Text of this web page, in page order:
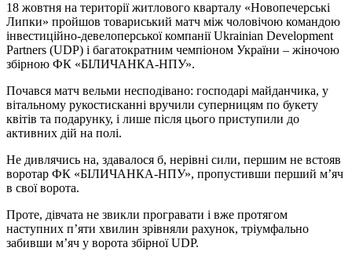
18 жовтня на території житлового кварталу «Новопечерські
Липки» пройшов товариський матч між чоловічою командою
інвестиційно-девелоперської компанії Ukrainian Development
Partners (UDP) і багатократним чемпіоном України – жіночою
збірною ФК «БІЛИЧАНКА-НПУ».
Почався матч вельми несподівано: господарі майданчика, у
вітальному рукостисканні вручили суперницям по букету
квітів та подарунку, і лише після цього приступили до
активних дій на полі.
Не дивлячись на, здавалося б, нерівні сили, першим не встояв
воротар ФК «БІЛИЧАНКА-НПУ», пропустивши перший м’яч
в свої ворота.
Проте, дівчата не звикли програвати і вже протягом
наступних п’яти хвилин зрівняли рахунок, тріумфально
забивши м’яч у ворота збірної UDP.